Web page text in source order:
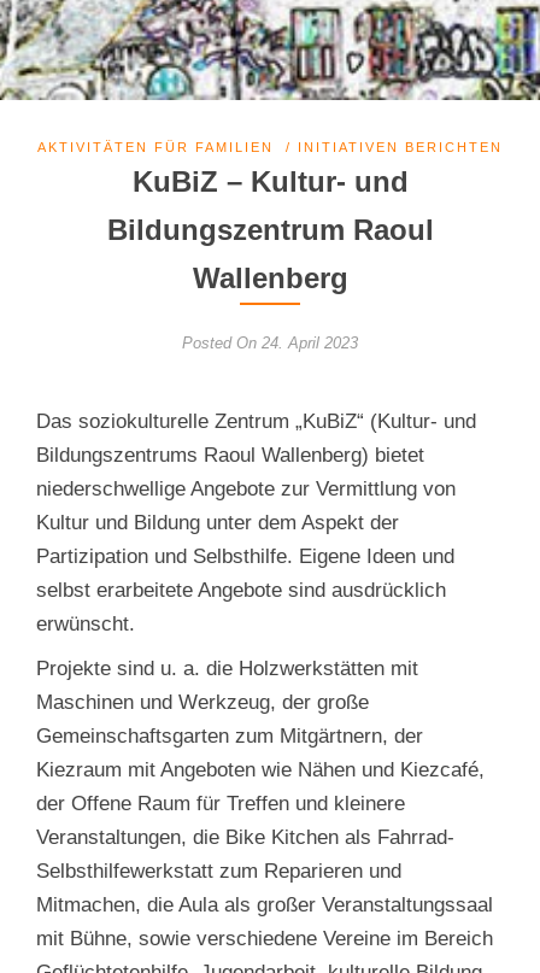
AKTIVITÄTEN FÜR FAMILIEN / INITIATIVEN BERICHTEN
KuBiZ – Kultur- und
Bildungszentrum Raoul
Wallenberg
Posted On 24. April 2023
Das soziokulturelle Zentrum „KuBiZ“ (Kultur- und
Bildungszentrums Raoul Wallenberg) bietet
niederschwellige Angebote zur Vermittlung von
Kultur und Bildung unter dem Aspekt der
Partizipation und Selbsthilfe. Eigene Ideen und
selbst erarbeitete Angebote sind ausdrücklich
erwünscht.
Projekte sind u. a. die Holzwerkstätten mit
Maschinen und Werkzeug, der große
Gemeinschaftsgarten zum Mitgärtnern, der
Kiezraum mit Angeboten wie Nähen und Kiezcafé,
der Offene Raum für Treffen und kleinere
Veranstaltungen, die Bike Kitchen als Fahrrad-
Selbsthilfewerkstatt zum Reparieren und
Mitmachen, die Aula als großer Veranstaltungssaal
mit Bühne, sowie verschiedene Vereine im Bereich